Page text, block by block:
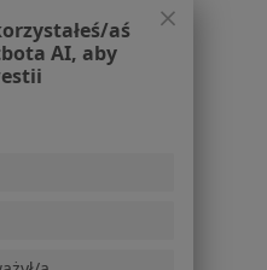
aś
AI, aby